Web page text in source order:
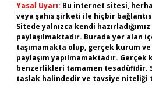
Yasal Uyarı: Bu internet sitesi,
veya şahıs şirketi ile hiçbir
Sitede yalnızca kendi
paylaşılmaktadır. Burada yer alan
taşımamakta olup, gerçek kurum
paylaşım yapılmamaktadır.
benzerlikleri tamamen tesadüfidir.
taslak halindedir ve tavsiye niteliği